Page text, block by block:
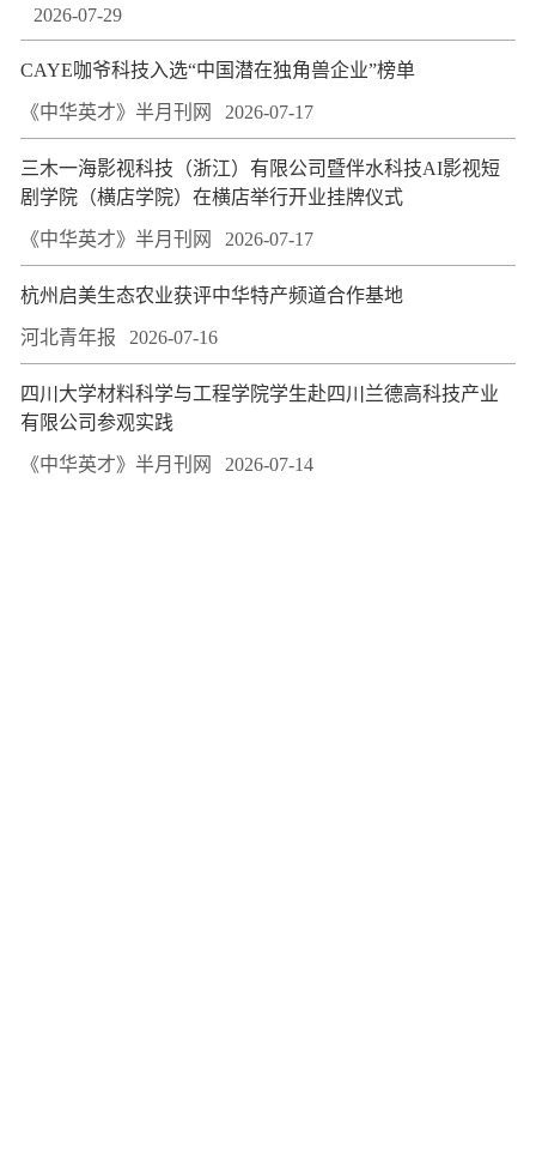
2026-07-29
CAYE咖爷科技入选“中国潜在独角兽企业”榜单
《中华英才》半月刊网 2026-07-17
三木一海影视科技（浙江）有限公司暨伴水科技AI影视短
剧学院（横店学院）在横店举行开业挂牌仪式
《中华英才》半月刊网 2026-07-17
杭州启美生态农业获评中华特产频道合作基地
河北青年报 2026-07-16
四川大学材料科学与工程学院学生赴四川兰德高科技产业
有限公司参观实践
《中华英才》半月刊网 2026-07-14